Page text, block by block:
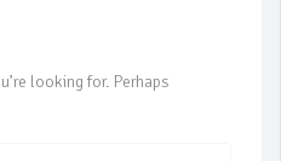
looking for. Perhaps